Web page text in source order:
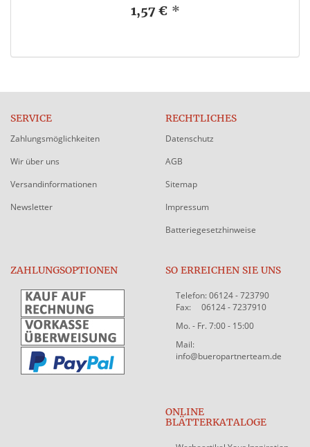
1,57 € *
SERVICE
Zahlungsmöglichkeiten
Wir über uns
Versandinformationen
Newsletter
RECHTLICHES
Datenschutz
AGB
Sitemap
Impressum
Batteriegesetzhinweise
ZAHLUNGSOPTIONEN SO ERREICHEN SIE UNS
Telefon: 06124 - 723790
Fax: 06124 - 7237910
Mo. - Fr. 7:00 - 15:00
Mail:
info@bueropartnerteam.de
ONLINE
BLÄTTERKATALOGE